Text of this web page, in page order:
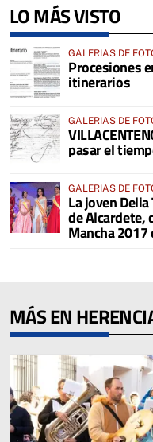
LO MÁS VISTO
GALERIAS DE
Procesiones
itinerarios
GALERIAS DE
pasar el
GALERIAS DE
La joven
de Alcardete,
Mancha 2017
MÁS EN